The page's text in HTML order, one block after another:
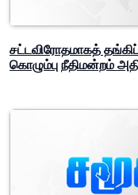
மொட்டு கட்சிக்கு
அதிகாரத்தில்